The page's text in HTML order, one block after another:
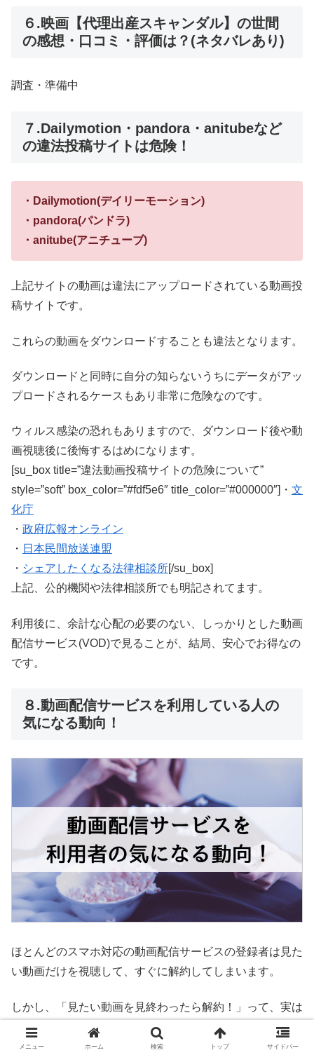
６.映画【代理出産スキャンダル】の世間
の感想・口コミ・評価は？(ネタバレあり)
調査・準備中
７.Dailymotion・pandora・anitubeなど
の違法投稿サイトは危険！
・Dailymotion(デイリーモーション)
・pandora(パンドラ)
・anitube(アニチューブ)
上記サイトの動画は違法にアップロードされている動画投
稿サイトです。
これらの動画をダウンロードすることも違法となります。
ダウンロードと同時に自分の知らないうちにデータがアッ
プロードされるケースもあり非常に危険なのです。
ウィルス感染の恐れもありますので、ダウンロード後や動
画視聴後に後悔するはめになります。
[su_box title=”違法動画投稿サイトの危険について”
style=”soft” box_color=”#fdf5e6″ title_color=”#000000″]・ 文
化庁
・ 政府広報オンライン
・ 日本民間放送連盟
・ シェアしたくなる法律相談所[/su_box]
上記、公的機関や法律相談所でも明記されてます。
利用後に、余計な心配の必要のない、しっかりとした動画
配信サービス(VOD)で見ることが、結局、安心でお得なの
です。
８.動画配信サービスを利用している人の
気になる動向！
ほとんどのスマホ対応の動画配信サービスの登録者は見た
い動画だけを視聴して、すぐに解約してしまいます。
しかし、「見たい動画を見終わったら解約！」って、実は
とてももったいないことをしています。
メニュー ホーム 検索 トップ サイドバー